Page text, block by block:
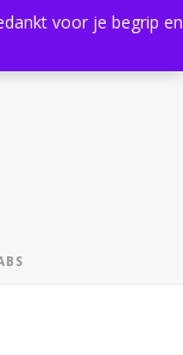
voor je begrip en